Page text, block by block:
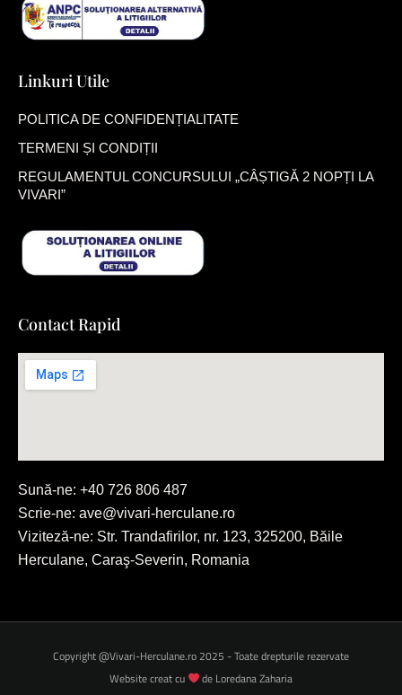
Linkuri Utile
POLITICA DE CONFIDENȚIALITATE
TERMENI ȘI CONDIȚII
REGULAMENTUL CONCURSULUI „CÂȘTIGĂ 2 NOPȚI LA
VIVARI”
Contact Rapid
Sună-ne: +40 726 806 487
Scrie-ne: ave@vivari-herculane.ro
Viziteză-ne: Str. Trandafirilor, nr. 123, 325200, Băile
Herculane, Caraş-Severin, Romania
Copyright @Vivari-Herculane.ro 2025 - Toate drepturile rezervate
Website creat cu
de Loredana Zaharia